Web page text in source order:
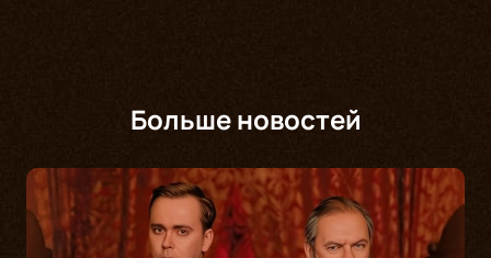
Больше новостей